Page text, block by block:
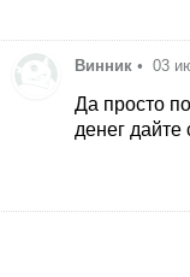
Винник • 03
Да просто
денег дайте